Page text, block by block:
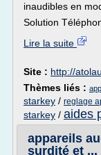
inaudibles en
Solution
Lire la suite
Site : http://
Thèmes liés :
starkey / reglage
starkey / aides
appareils
surdité et ...